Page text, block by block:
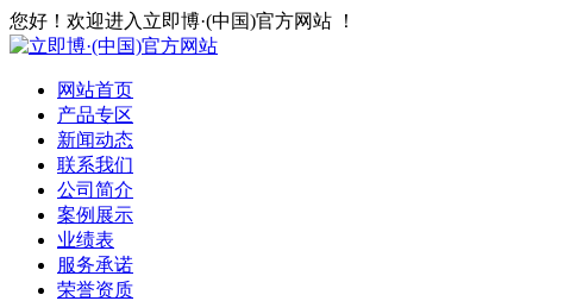
您好！欢迎进入立即博·(中国)官方网站 ！
网站首页
产品专区
新闻动态
联系我们
公司简介
案例展示
业绩表
服务承诺
荣誉资质